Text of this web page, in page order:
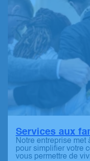
Services aux
Notre entreprise
pour simplifier votre
vous permettre de